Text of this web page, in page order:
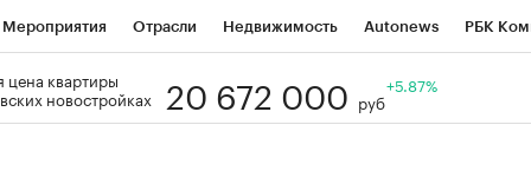
Мероприятия Отрасли Недвижимость Autonews РБК
Визионеры
цена квартиры
новостройках
20 672 000 руб
+5.87%